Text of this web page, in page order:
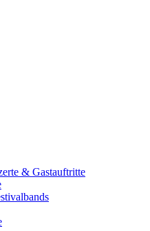
& Gastauftritte